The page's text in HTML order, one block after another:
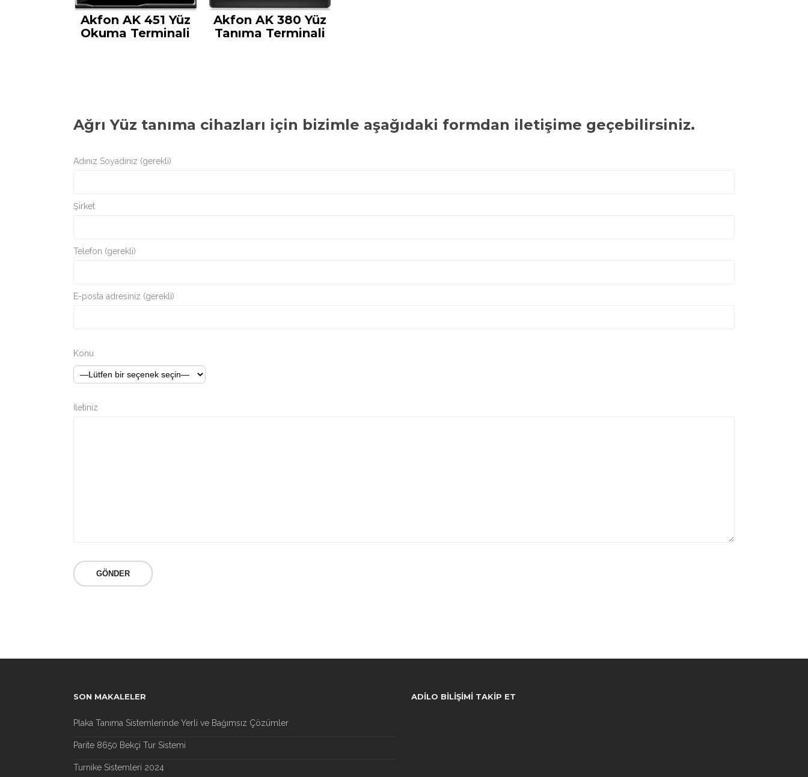
Akfon AK 451 Yüz
Okuma Terminali
Akfon AK 380 Yüz
Tanıma Terminali
Ağrı Yüz tanıma cihazları için bizimle aşağıdaki formdan iletişime geçebilirsiniz.
Adınız Soyadınız (gerekli)
Şirket
Telefon (gerekli)
E-posta adresiniz (gerekli)
Konu
İletiniz
SON MAKALELER
Plaka Tanıma Sistemlerinde Yerli ve Bağımsız Çözümler
Parite 8650 Bekçi Tur Sistemi
Turnike Sistemleri 2024
ADILO BILIŞIMI TAKIP ET